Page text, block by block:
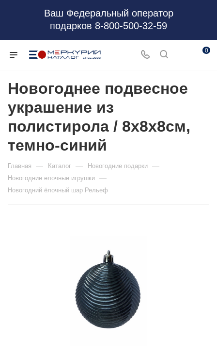
Ваш Федеральный оператор
подарков 8-800-500-32-59
0
Новогоднее подвесное
украшение из
полистирола / 8x8x8см,
темно-синий
Главная — Каталог — Новогодние подарки —
Новогодние елочные игрушки —
Новогодний ёлочный шар Рельеф